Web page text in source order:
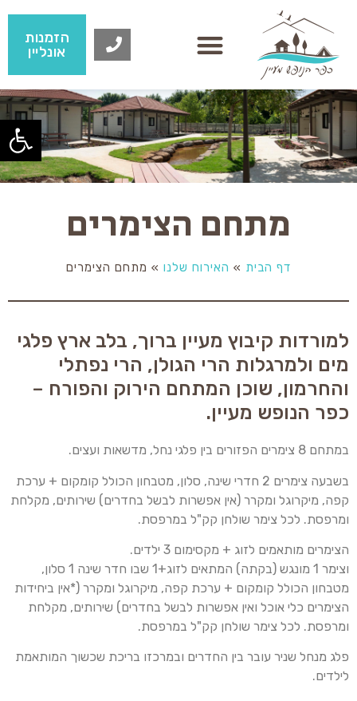
הזמנות
אונליין
מתחם הצימרים
דף הבית » האירוח שלנו » מתחם הצימרים
למורדות קיבוץ מעיין ברוך, בלב ארץ פלגי
מים ולמרגלות הרי הגולן, הרי נפתלי
והחרמון, שוכן המתחם הירוק והפורח –
כפר הנופש מעיין.
במתחם 8 צימרים הפזורים בין פלגי נחל, מדשאות ועצים.
בשבעה צימרים 2 חדרי שינה, סלון, מטבחון הכולל קומקום + ערכת
קפה, מיקרוגל ומקרר (אין אפשרות לבשל בחדרים) שירותים, מקלחת
ומרפסת. לכל צימר שולחן קק"ל במרפסת.
הצימרים מותאמים לזוג + מקסימום 3 ילדים.
וצימר 1 מונגש (בקתה) המתאים לזוג+1 שבו חדר שינה 1 סלון,
מטבחון הכולל קומקום + ערכת קפה, מיקרוגל ומקרר (*אין ביחידות
הצימרים כלי אוכל ואין אפשרות לבשל בחדרים) שירותים, מקלחת
ומרפסת. לכל צימר שולחן קק"ל במרפסת.
פלג מנחל שניר עובר בין החדרים ובמרכזו בריכת שכשוך המותאמת
לילדים.